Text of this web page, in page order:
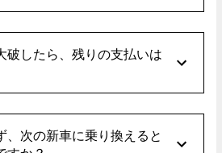
破したら、残りの支払いは
、次の新車に乗り換えると